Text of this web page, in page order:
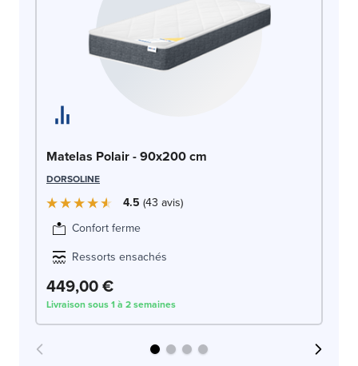
Matelas Polair - 90x200 cm
DORSOLINE
4.5 43 avis
Confort ferme
Ressorts ensachés
449,00 €
Livraison sous 1 à 2 semaines